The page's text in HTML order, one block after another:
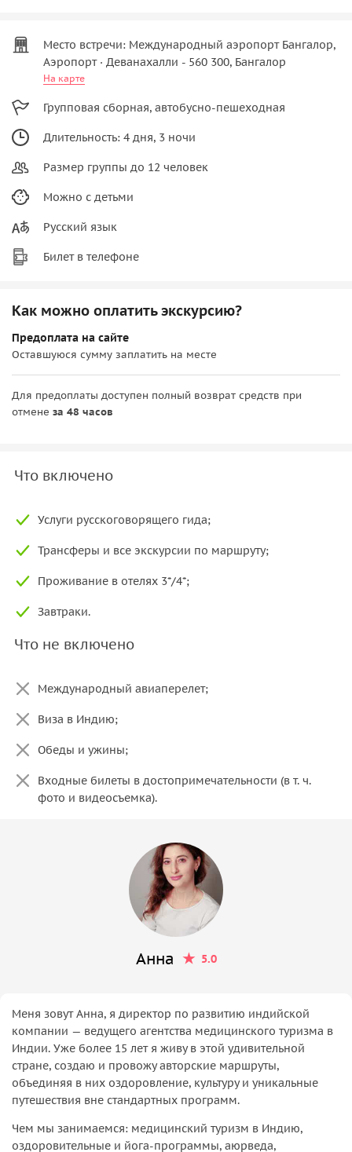
Место встречи: Международный аэропорт Бангалор,
Аэропорт · Деванахалли - 560 300, Бангалор
На карте
Групповая сборная, автобусно-пешеходная
Длительность: 4 дня, 3 ночи
Размер группы до 12 человек
Можно с детьми
Русский язык
Билет в телефоне
Как можно оплатить экскурсию?
Предоплата на сайте
Оставшуюся сумму заплатить на месте
Для предоплаты доступен полный возврат средств при
отмене за 48 часов
Что включено
Услуги русскоговорящего гида;
Трансферы и все экскурсии по маршруту;
Проживание в отелях 3*/4*;
Завтраки.
Что не включено
Международный авиаперелет;
Виза в Индию;
Обеды и ужины;
Входные билеты в достопримечательности (в т. ч.
фото и видеосъемка).
Анна 5.0
Меня зовут Анна, я директор по развитию индийской
компании — ведущего агентства медицинского туризма в
Индии. Уже более 15 лет я живу в этой удивительной
стране, создаю и провожу авторские маршруты,
объединяя в них оздоровление, культуру и уникальные
путешествия вне стандартных программ.
Чем мы занимаемся: медицинский туризм в Индию,
оздоровительные и йога-программы, аюрведа,